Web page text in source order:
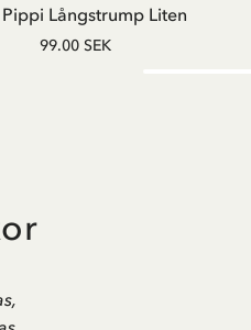
Långstrump Liten
99.00 SEK